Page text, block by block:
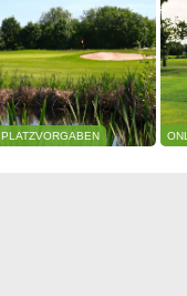
PLATZVORGABEN